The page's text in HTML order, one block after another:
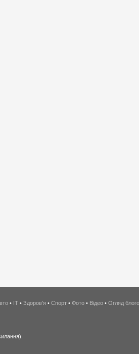
• IT • Здоров'я • Спорт • Фото • Відео • Огляд